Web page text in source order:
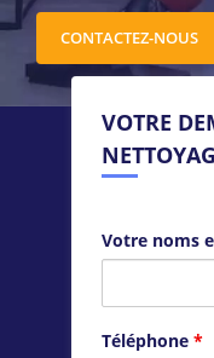
CONTACTEZ-NOUS
VOTRE
Votre noms
Téléphone *